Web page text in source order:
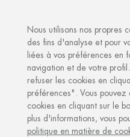
San Fermín
Nous utilisons nos propres
des fins d'analyse et pour
liées à vos préférences en
navigation et de votre
refuser les cookies en
préférences". Vous
cookies en cliquant sur le
plus d'informations, vous
politique en matière de